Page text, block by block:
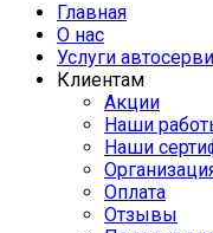
Главная
О нас
Услуги
Клиентам
Акции
Наши
Наши
Оплата
Отзывы